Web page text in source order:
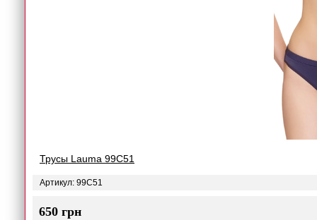
Трусы Lauma 99C51
Артикул: 99C51
650 грн